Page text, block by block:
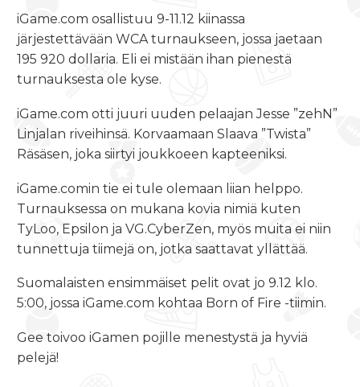
iGame.com osallistuu 9-11.12 kiinassa
järjestettävään WCA turnaukseen, jossa jaetaan
195 920 dollaria. Eli ei mistään ihan pienestä
turnauksesta ole kyse.
iGame.com otti juuri uuden pelaajan Jesse ”zehN”
Linjalan riveihinsä. Korvaamaan Slaava ”Twista”
Räsäsen, joka siirtyi joukkoeen kapteeniksi.
iGame.comin tie ei tule olemaan liian helppo.
Turnauksessa on mukana kovia nimiä kuten
TyLoo, Epsilon ja VG.CyberZen, myös muita ei niin
tunnettuja tiimejä on, jotka saattavat yllättää.
Suomalaisten ensimmäiset pelit ovat jo 9.12 klo.
5:00, jossa iGame.com kohtaa Born of Fire -tiimin.
Gee toivoo iGamen pojille menestystä ja hyviä
pelejä!